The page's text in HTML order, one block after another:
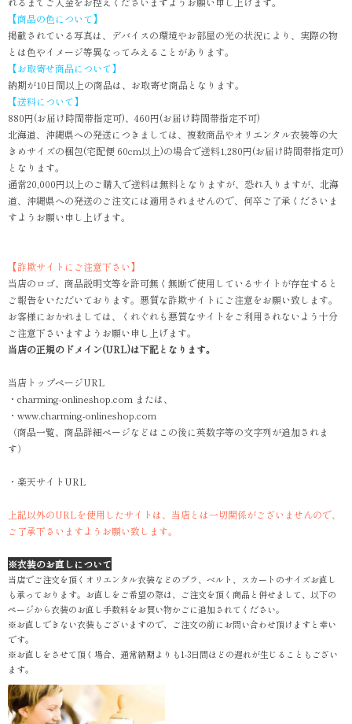
【商品の色について】
掲載されている写真は、デバイスの環境やお部屋の光の状況により、実際の物
とは色やイメージ等異なってみえることがあります。
【お取寄せ商品について】
納期が10日間以上の商品は、お取寄せ商品となります。
【送料について】
880円(お届け時間帯指定可)、460円(お届け時間帯指定不可)
北海道、沖縄県への発送につきましては、複数商品やオリエンタル衣装等の大
きめサイズの梱包(宅配便 60cm以上)の場合で送料1,280円(お届け時間帯指定可)
となります。
通常20,000円以上のご購入で送料は無料となりますが、恐れ入りますが、北海
道、沖縄県への発送のご注文には適用されませんので、何卒ご了承くださいま
すようお願い申し上げます。
【詐欺サイトにご注意下さい】
当店のロゴ、商品説明文等を許可無く無断で使用しているサイトが存在すると
ご報告をいただいております。悪質な詐欺サイトにご注意をお願い致します。
お客様におかれましては、くれぐれも悪質なサイトをご利用されないよう十分
ご注意下さいますようお願い申し上げます。
当店の正規のドメイン(URL)は下記となります。
当店トップページURL
・charming-onlineshop.com または、
・www.charming-onlineshop.com
（商品一覧、商品詳細ページなどはこの後に英数字等の文字列が追加されま
す）
・楽天サイトURL
上記以外のURLを使用したサイトは、当店とは一切関係がございませんので、
ご了承下さいますようお願い致します。
※衣装のお直しについて
当店でご注文を頂くオリエンタル衣装などのブラ、ベルト、スカートのサイズお直し
も承っております。お直しをご希望の際は、ご注文を頂く商品と併せまして、以下の
ページから衣装のお直し手数料をお買い物かごに追加されてください。
※お直しできない衣装もございますので、ご注文の前にお問い合わせ頂けますと幸い
です。
※お直しをさせて頂く場合、通常納期よりも1-3日間ほどの遅れが生じることもござい
ます。